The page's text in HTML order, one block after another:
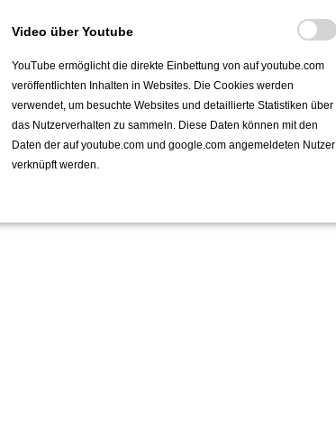
Video über Youtube
YouTube ermöglicht die direkte Einbettung von auf youtube.com
veröffentlichten Inhalten in Websites. Die Cookies werden
verwendet, um besuchte Websites und detaillierte Statistiken über
das Nutzerverhalten zu sammeln. Diese Daten können mit den
Daten der auf youtube.com und google.com angemeldeten Nutzer
verknüpft werden.